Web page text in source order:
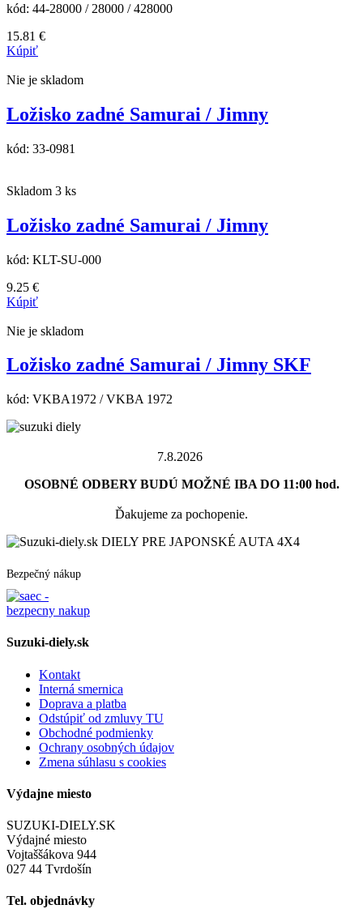
kód: 44-28000 / 28000 / 428000
15.81 €
Kúpiť
Nie je skladom
Ložisko zadné Samurai / Jimny
kód: 33-0981
Skladom 3 ks
Ložisko zadné Samurai / Jimny
kód: KLT-SU-000
9.25 €
Kúpiť
Nie je skladom
Ložisko zadné Samurai / Jimny SKF
kód: VKBA1972 / VKBA 1972
7.8.2026
OSOBNÉ ODBERY BUDÚ MOŽNÉ IBA DO 11:00 hod.
Ďakujeme za pochopenie.
DIELY PRE JAPONSKÉ AUTA 4X4
Bezpečný nákup
Suzuki-diely.sk
Kontakt
Interná smernica
Doprava a platba
Odstúpiť od zmluvy TU
Obchodné podmienky
Ochrany osobných údajov
Zmena súhlasu s cookies
Výdajne miesto
SUZUKI-DIELY.SK
Výdajné miesto
Vojtaššákova 944
027 44 Tvrdošín
Tel. objednávky